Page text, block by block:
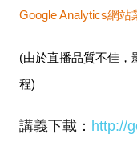
Google Analytics網站
(由於直播品質不佳，
程)
講義下載： http://